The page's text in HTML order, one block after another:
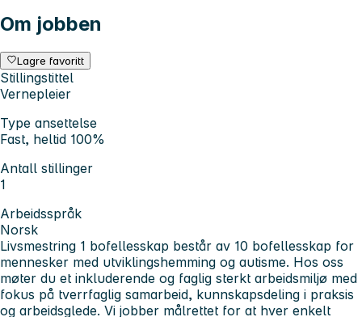
Om jobben
Lagre favoritt
Stillingstittel
Vernepleier
Type ansettelse
Fast, heltid 100%
Antall stillinger
1
Arbeidsspråk
Norsk
Livsmestring 1 bofellesskap består av 10 bofellesskap for
mennesker med utviklingshemming og autisme. Hos oss
møter du et inkluderende og faglig sterkt arbeidsmiljø med
fokus på tverrfaglig samarbeid, kunnskapsdeling i praksis
og arbeidsglede. Vi jobber målrettet for at hver enkelt